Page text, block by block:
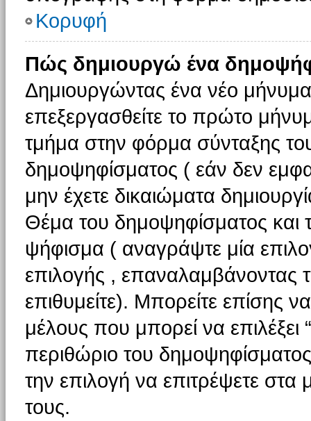
Κορυφή
Πώς δημιουργώ ένα
Δημιουργώντας ένα νέο
επεξεργασθείτε το πρώτο
τμήμα στην φόρμα σύνταξης
δημοψηφίσματος ( εάν δεν
μην έχετε δικαιώματα
Θέμα του δημοψηφίσματος και
ψήφισμα ( αναγράψτε μία
επιλογής , επαναλαμβάνοντας
επιθυμείτε). Μπορείτε επίσης
μέλους που μπορεί να επιλέξει
περιθώριο του
την επιλογή να επιτρέψετε στα
τους.